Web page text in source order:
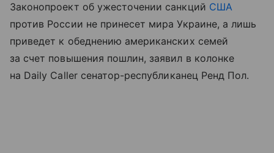
Законопроект об ужесточении санкций США
против России не принесет мира Украине, а лишь
приведет к обеднению американских семей
за счет повышения пошлин, заявил в колонке
на Daily Caller сенатор-республиканец Ренд Пол.